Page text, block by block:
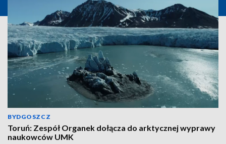
BYDGOSZCZ
Toruń: Zespół Organek dołącza do arktycznej wyprawy
naukowców UMK